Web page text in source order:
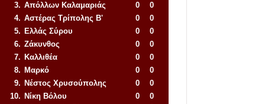
3. Απόλλων Καλαμαριάς 0
0
4. Αστέρας Τρίπολης Β' 0
0
5. Ελλάς Σύρου 0
0
6. Ζάκυνθος 0
0
7. Καλλιθέα 0
0
8. Μαρκό 0
0
9. Νέστος Χρυσούπολης 0
0
10. Νίκη Βόλου 0
0